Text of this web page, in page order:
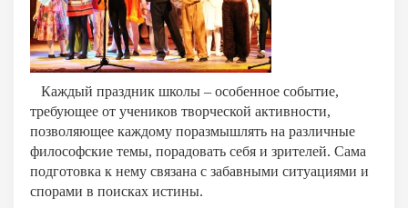
Каждый праздник школы – особенное событие,
требующее от учеников творческой активности,
позволяющее каждому поразмышлять на различные
философские темы, порадовать себя и зрителей. Сама
подготовка к нему связана с забавными ситуациями и
спорами в поисках истины.